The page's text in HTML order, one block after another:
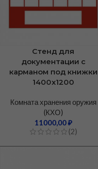
Стенд для
документации с
карманом под книжки
1400х1200
Комната хранения оружия
(КХО)
11000,00₽
(2)